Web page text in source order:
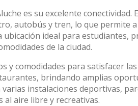
es su excelente
autobús y tren, lo que permite
ideal para estudiantes,
de la ciudad.
y comodidades para satisfacer
brindando amplias
instalaciones deportivas,
al aire libre y recreativas.